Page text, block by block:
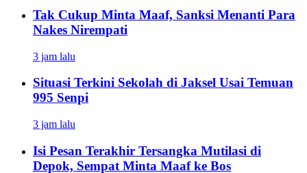
Tak Cukup Minta Maaf, Sanksi Menanti Para
Nakes Nirempati
3 jam lalu
Situasi Terkini Sekolah di Jaksel Usai Temuan
995 Senpi
3 jam lalu
Isi Pesan Terakhir Tersangka Mutilasi di
Depok, Sempat Minta Maaf ke Bos